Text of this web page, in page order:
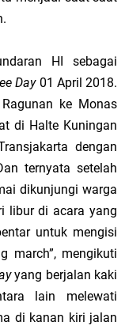
HI sebagai
Day 01 April 2018.
ke Monas
di Halte Kuningan
dengan
ternyata setelah
dikunjungi warga
libur di acara yang
untuk mengisi
march”, mengikuti
yang berjalan kaki
lain melewati
di kanan kiri jalan